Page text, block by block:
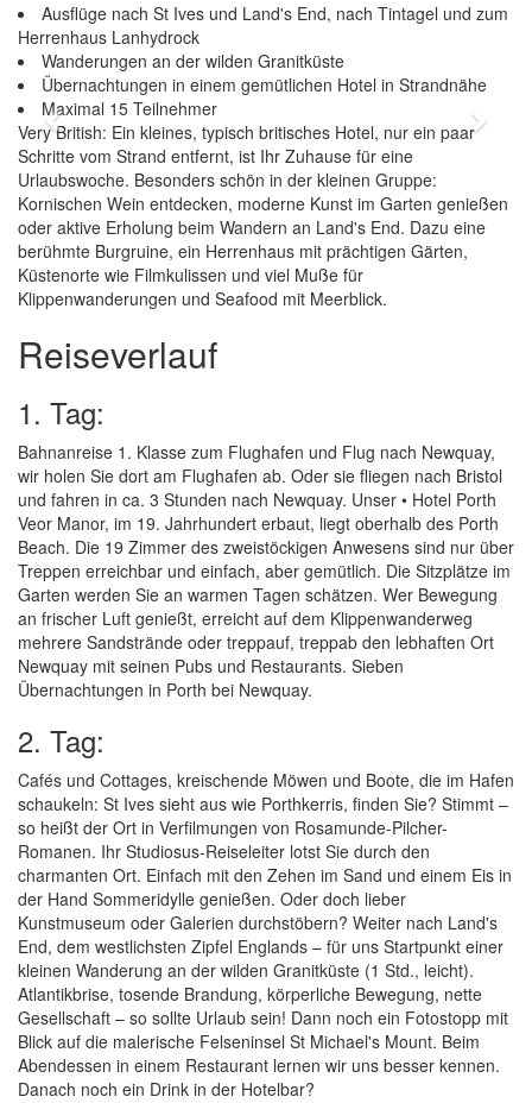
Ausflüge nach St Ives und Land's End, nach Tintagel und zum
Herrenhaus Lanhydrock
Wanderungen an der wilden Granitküste
Übernachtungen in einem gemütlichen Hotel in Strandnähe
Maximal 15 Teilnehmer
Previous Next
Very British: Ein kleines, typisch britisches Hotel, nur ein paar
Schritte vom Strand entfernt, ist Ihr Zuhause für eine
Urlaubswoche. Besonders schön in der kleinen Gruppe:
Kornischen Wein entdecken, moderne Kunst im Garten genießen
oder aktive Erholung beim Wandern an Land's End. Dazu eine
berühmte Burgruine, ein Herrenhaus mit prächtigen Gärten,
Küstenorte wie Filmkulissen und viel Muße für
Klippenwanderungen und Seafood mit Meerblick.
Reiseverlauf
1. Tag:
Bahnanreise 1. Klasse zum Flughafen und Flug nach Newquay,
wir holen Sie dort am Flughafen ab. Oder sie fliegen nach Bristol
und fahren in ca. 3 Stunden nach Newquay. Unser • Hotel Porth
Veor Manor, im 19. Jahrhundert erbaut, liegt oberhalb des Porth
Beach. Die 19 Zimmer des zweistöckigen Anwesens sind nur über
Treppen erreichbar und einfach, aber gemütlich. Die Sitzplätze im
Garten werden Sie an warmen Tagen schätzen. Wer Bewegung
an frischer Luft genießt, erreicht auf dem Klippenwanderweg
mehrere Sandstrände oder treppauf, treppab den lebhaften Ort
Newquay mit seinen Pubs und Restaurants. Sieben
Übernachtungen in Porth bei Newquay.
2. Tag:
Cafés und Cottages, kreischende Möwen und Boote, die im Hafen
schaukeln: St Ives sieht aus wie Porthkerris, finden Sie? Stimmt –
so heißt der Ort in Verfilmungen von Rosamunde-Pilcher-
Romanen. Ihr Studiosus-Reiseleiter lotst Sie durch den
charmanten Ort. Einfach mit den Zehen im Sand und einem Eis in
der Hand Sommeridylle genießen. Oder doch lieber
Kunstmuseum oder Galerien durchstöbern? Weiter nach Land's
End, dem westlichsten Zipfel Englands – für uns Startpunkt einer
kleinen Wanderung an der wilden Granitküste (1 Std., leicht).
Atlantikbrise, tosende Brandung, körperliche Bewegung, nette
Gesellschaft – so sollte Urlaub sein! Dann noch ein Fotostopp mit
Blick auf die malerische Felseninsel St Michael's Mount. Beim
Abendessen in einem Restaurant lernen wir uns besser kennen.
Danach noch ein Drink in der Hotelbar?